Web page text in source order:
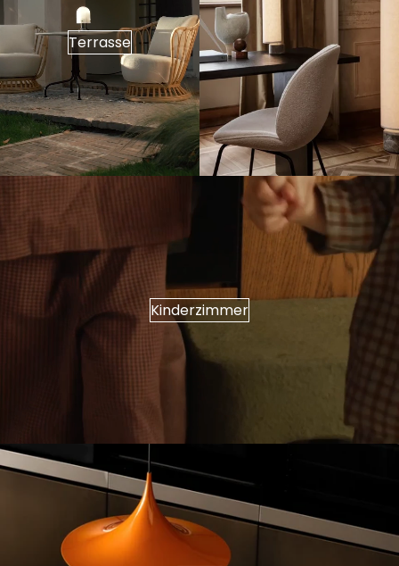
Terrasse
Kinderzimmer